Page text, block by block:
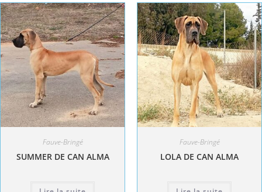
Fauve-Bringé
SUMMER DE CAN ALMA
Fauve-Bringé
LOLA DE CAN ALMA